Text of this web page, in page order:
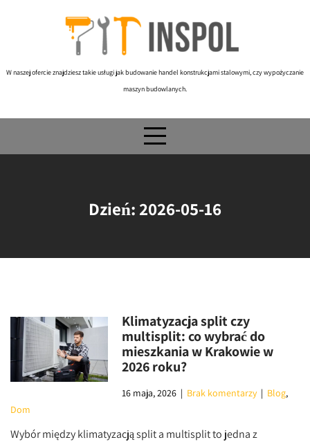
W naszej ofercie znajdziesz takie usługi jak budowanie handel konstrukcjami stalowymi, czy wypożyczanie
maszyn budowlanych.
Dzień: 2026-05-16
Klimatyzacja split czy
multisplit: co wybrać do
mieszkania w Krakowie w
2026 roku?
16 maja, 2026 | Brak komentarzy | Blog,
Dom
Wybór między klimatyzacją split a multisplit to jedna z